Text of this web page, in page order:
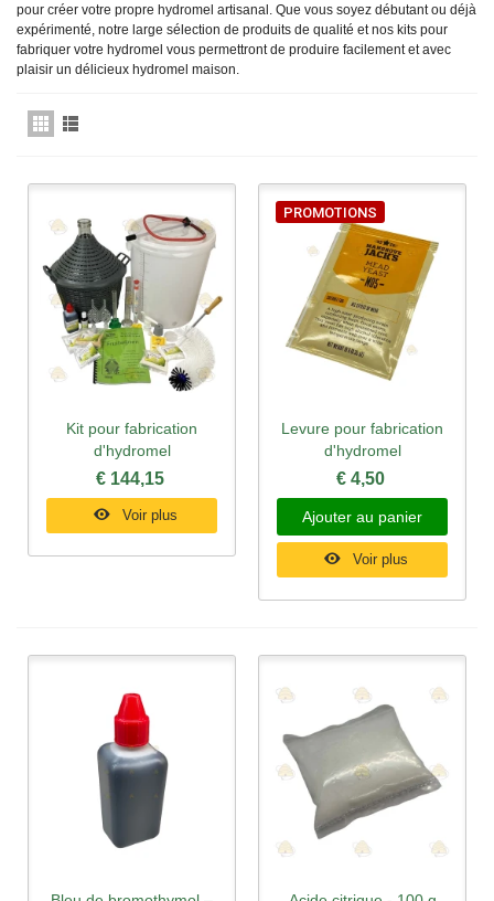
pour créer votre propre hydromel artisanal. Que vous soyez débutant ou déjà
expérimenté, notre large sélection de produits de qualité et nos kits pour
fabriquer votre hydromel vous permettront de produire facilement et avec
plaisir un délicieux hydromel maison.
Kit pour fabrication
d'hydromel
€ 144,15
Voir plus
PROMOTIONS
Levure pour fabrication
d'hydromel
€ 4,50
Ajouter au panier
Voir plus